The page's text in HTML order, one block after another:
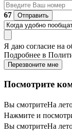
67
Отправить
Я даю согласие на
Подробнее в
Перезвоните мне
Посмотрите
Вы смотритеНа
Нажмите и
Вы смотритеНа